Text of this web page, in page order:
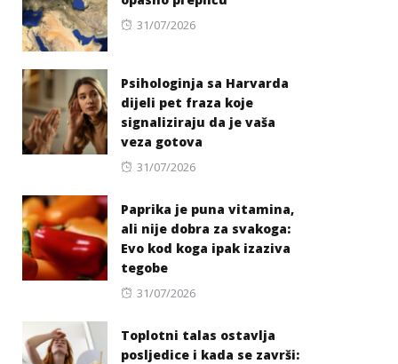
Posted
31/07/2026
Psihologinja sa Harvarda
dijeli pet fraza koje
signaliziraju da je vaša
veza gotova
Posted
31/07/2026
Paprika je puna vitamina,
ali nije dobra za svakoga:
Evo kod koga ipak izaziva
tegobe
Posted
31/07/2026
Toplotni talas ostavlja
posljedice i kada se završi: